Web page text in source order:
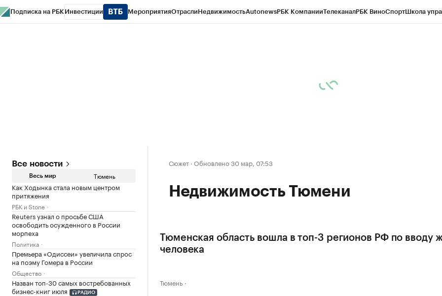
Подписка на РБК Инвестиции МероприятияОтраслиНедвижимостьAutonewsРБК КомпанииТелеканалРБК ВиноСпортШкола
Все новости
Весь мир Тюмень
Как Ходынка стала новым центром
притяжения
РБК и Stone
Reuters узнал о просьбе США
освободить осужденного в России
морпеха
Политика
Премьера «Одиссеи» увеличила спрос
на поэму Гомера в России
Общество
Назван топ-30 самых востребованных
бизнес-книг июля
РАДИО
Сюжет · Обновлено 30 мар, 07:53
Недвижимость Тюмени
Тюменская область вошла в топ-3 регионов РФ по вводу
человека
Тюмень